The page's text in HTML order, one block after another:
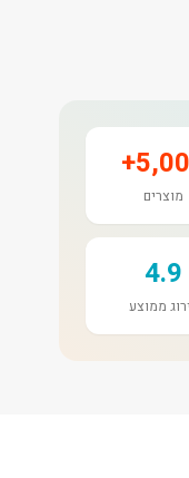
מוצרים
4.9
ממוצע